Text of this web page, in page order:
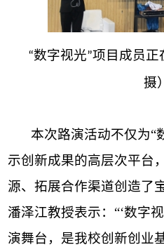
“数字视光”项目成员正
摄）
本次路演活动不仅为“
示创新成果的高层次平台
源、拓展合作渠道创造了
潘泽江教授表示：“‘数字
演舞台，是我校创新创业